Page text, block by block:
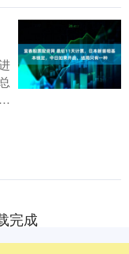
完成